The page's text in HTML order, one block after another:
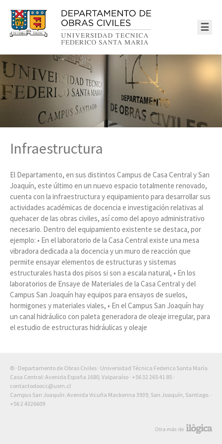
☰
Infraestructura
El Departamento, en sus distintos Campus de Casa Central y San
Joaquín, este último en un nuevo espacio totalmente renovado,
cuenta con la infraestructura y equipamiento para desarrollar sus
actividades académicas de docencia e investigación relativas al
quehacer de las obras civiles, así como del apoyo administrativo
necesario. Dentro del equipamiento existente se destaca, por
ejemplo: • En el laboratorio de la Casa Central existe una mesa
vibradora dedicada a la docencia y un muro de reacción que
permite ensayar elementos de estructuras y sistemas
estructurales hasta dos pisos si son a escala natural, • En los
laboratorios de Ensaye de Materiales de la Casa Central y del
Campus San Joaquín hay equipos para ensayos de suelos,
hormigones y materiales viales, • En el Campus San Joaquín hay
un canal hidráulico con paleta generadora de oleaje irregular, para
el estudio de estructuras hidráulicas y oleaje
© · Departamento de Obras Civiles · Universidad Técnica Federico Santa María
Casa Central: Avenida España 1680, Valparaíso · +56 32 265 41 85 ·
contactodoocc@usm.cl
Campus San Joaquín: Avenida Vicuña Mackenna 3939, San Joaquín, Santiago. ·
+56 2 4326609